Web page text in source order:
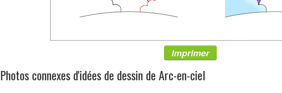
Imprimer
Photos connexes d'idées de dessin de Arc-en-ciel